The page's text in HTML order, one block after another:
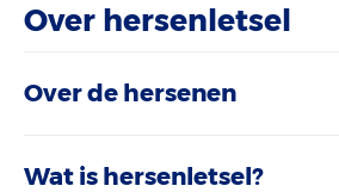
Over hersenletsel
Over de hersenen
Wat is hersenletsel?